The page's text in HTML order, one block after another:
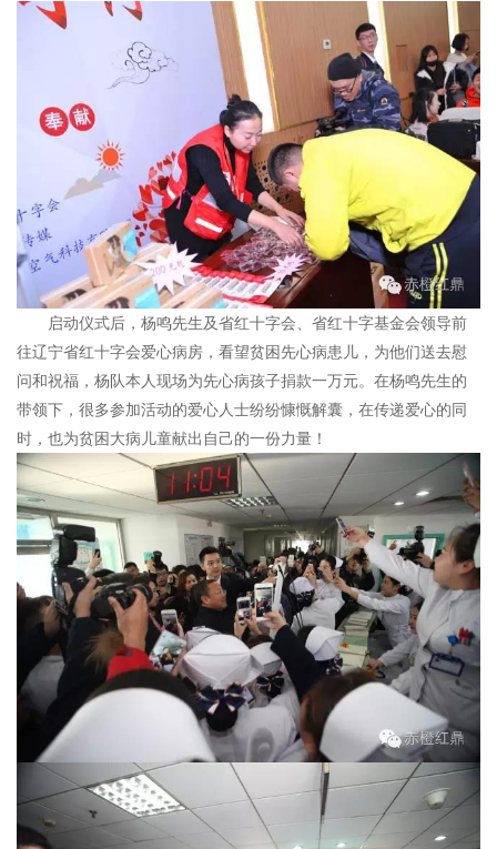
启动仪式后，杨鸣先生及省红十字会、省红十字基金会领导前
往辽宁省红十字会爱心病房，看望贫困先心病患儿，为他们送去慰
问和祝福，杨队本人现场为先心病孩子捐款一万元。在杨鸣先生的
带领下，很多参加活动的爱心人士纷纷慷慨解囊，在传递爱心的同
时，也为贫困大病儿童献出自己的一份力量！